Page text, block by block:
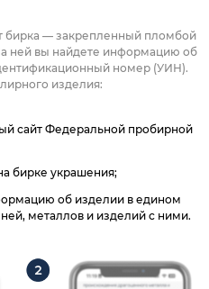
бирка — закрепленный пломбой
ней вы найдете информацию об
номер (УИН).
изделия:
сайт Федеральной пробирной
бирке украшения;
об изделии в едином
металлов и изделий с ними.